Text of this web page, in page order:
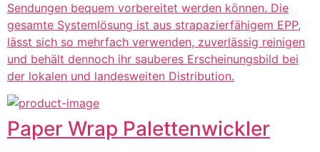
Sendungen bequem vorbereitet werden können. Die
gesamte Systemlösung ist aus strapazierfähigem EPP,
lässt sich so mehrfach verwenden, zuverlässig reinigen
und behält dennoch ihr sauberes Erscheinungsbild bei
der lokalen und landesweiten Distribution.
Paper Wrap Palettenwickler